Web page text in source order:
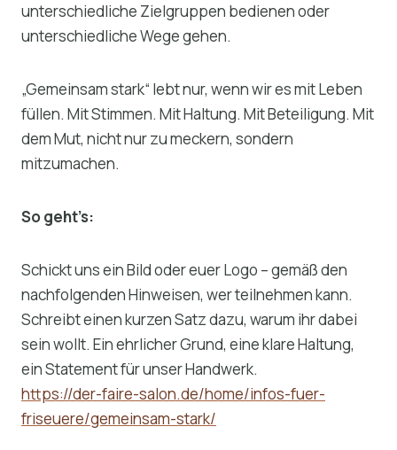
unterschiedliche Zielgruppen bedienen oder
unterschiedliche Wege gehen.
„Gemeinsam stark“ lebt nur, wenn wir es mit Leben
füllen. Mit Stimmen. Mit Haltung. Mit Beteiligung. Mit
dem Mut, nicht nur zu meckern, sondern
mitzumachen.
So geht’s:
Schickt uns ein Bild oder euer Logo – gemäß den
nachfolgenden Hinweisen, wer teilnehmen kann.
Schreibt einen kurzen Satz dazu, warum ihr dabei
sein wollt. Ein ehrlicher Grund, eine klare Haltung,
ein Statement für unser Handwerk.
https://der-faire-salon.de/home/infos-fuer-
friseuere/gemeinsam-stark/